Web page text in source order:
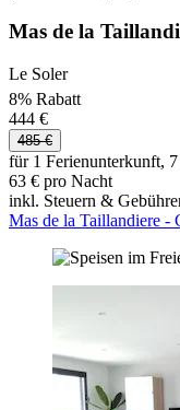
Mas de la
Le Soler
8% Rabatt
444 €
485 €
für 1 Ferienunterkunft,
63 € pro Nacht
inkl. Steuern &
Mas de la Taillandiere -